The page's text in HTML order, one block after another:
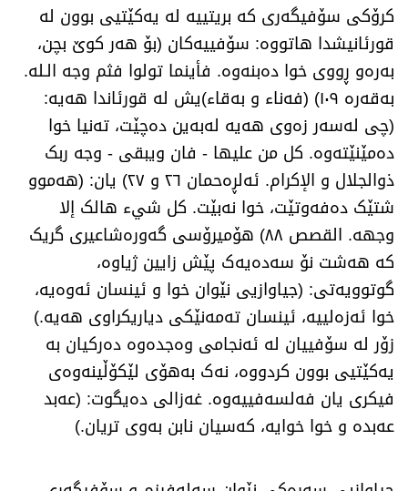
کرۆکی سۆفیگەری کە بریتییە لە یەکێتیی بوون لە
قورئانیشدا هاتووە: سۆفییەکان (بۆ هەر کوێ بچن،
بەرەو ڕووی خوا دەبنەوە. فأینما تولوا فثم وجە الـلە.
بەقەرە ١٠٩) (فەناء و بەقاء)یش لە قورئاندا هەیە:
(چی لەسەر زەوی هەیە لەبەین دەچێت، تەنیا خوا
دەمێنێتەوە. کل من علیها - فان ویبقی - وجه ربک
ذوالجلال و الإکرام. ئەلڕەحمان ٢٦ و ٢٧) یان: (هەموو
شتێک دەفەوتێت، خوا نەبێت. کل شيء هالک إلا
وجهە. القصص ٨٨) هۆمیرۆسی گەورەشاعیری گریک
کە هەشت نۆ سەدەیەک پێش زایین ژیاوە،
گوتوویەتی: (جیاوازیی نێوان خوا و ئینسان ئەوەیە،
خوا ئەزەلییە، ئینسان تەمەنێکی دیاریکراوی هەیە.)
زۆر لە سۆفییان لە ئەنجامی وەجدەوە دەرکیان بە
یەکێتیی بوون کردووە، نەک بەهۆی لێکۆڵینەوەی
فیکری یان فەلسەفییەوە. غەزالی دەیگوت: (عەبد
عەبدە و خوا خوایە، کەسیان نابن بەوی تریان.)